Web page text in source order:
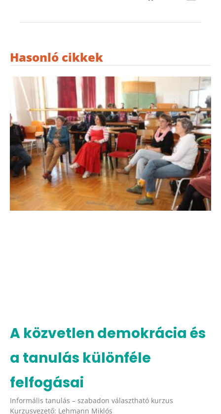
Hasonló cikkek
A közvetlen demokrácia és
a tanulás különféle
felfogásai
Informális tanulás – szabadon választható kurzus
Kurzusvezető: Lehmann Miklós